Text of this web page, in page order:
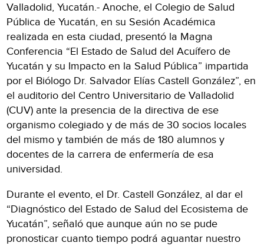
Valladolid, Yucatán.- Anoche, el Colegio de Salud
Pública de Yucatán, en su Sesión Académica
realizada en esta ciudad, presentó la Magna
Conferencia “El Estado de Salud del Acuífero de
Yucatán y su Impacto en la Salud Pública” impartida
por el Biólogo Dr. Salvador Elías Castell González”, en
el auditorio del Centro Universitario de Valladolid
(CUV) ante la presencia de la directiva de ese
organismo colegiado y de más de 30 socios locales
del mismo y también de más de 180 alumnos y
docentes de la carrera de enfermería de esa
universidad.
Durante el evento, el Dr. Castell González, al dar el
“Diagnóstico del Estado de Salud del Ecosistema de
Yucatán”, señaló que aunque aún no se pude
pronosticar cuanto tiempo podrá aguantar nuestro